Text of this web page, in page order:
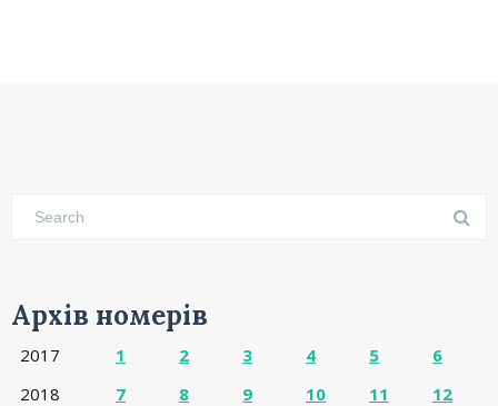
Архів номерів
2017 1 2 3 4 5
6
2018
7 8 9 10 11
12